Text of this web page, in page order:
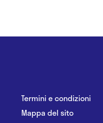
Termini e condizioni
Mappa del sito